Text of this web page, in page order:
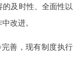
及时性、全面性以
改进。
善，现有制度执行